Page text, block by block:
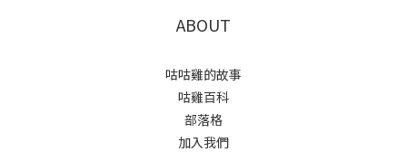
ABOUT
咕咕雞的故事
咕雞百科
部落格
加入我們